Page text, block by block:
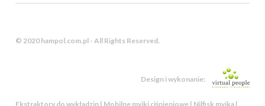
© 2020 hampol.com.pl - All Rights Reserved.
Design i wykonanie:
Ekstraktory do wykładzin | Mobilne myjki ciśnieniowe | Nilfisk myjka |